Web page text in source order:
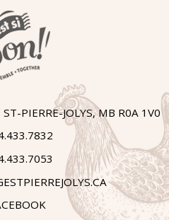
PIERRE-JOLYS, MB R0A 1V0